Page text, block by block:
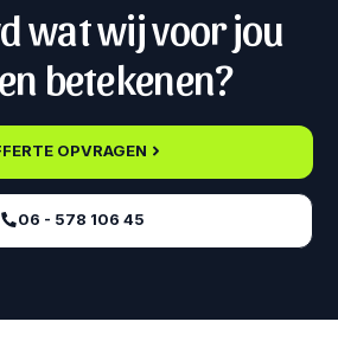
wat wij voor jou
betekenen?
OPVRAGEN
06 - 578 106 45‬